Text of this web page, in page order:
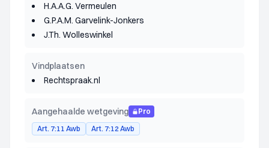
H.A.A.G. Vermeulen
G.P.A.M. Garvelink-Jonkers
J.Th. Wolleswinkel
Vindplaatsen
Rechtspraak.nl
Aangehaalde wetgeving
Pro
Art. 7:11 Awb
Art. 7:12 Awb